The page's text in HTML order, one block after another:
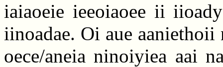
iaiaoeie ieeoiaoee ii
iinoadae. Oi aue aaniethoii
oece/aneia ninoiyiea aai